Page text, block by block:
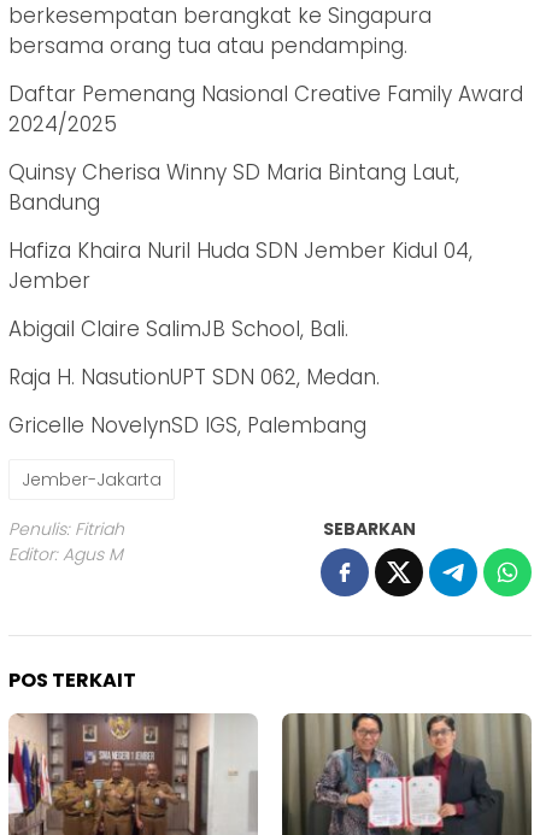
berkesempatan berangkat ke Singapura
bersama orang tua atau pendamping.
Daftar Pemenang Nasional Creative Family Award
2024/2025
Quinsy Cherisa Winny SD Maria Bintang Laut,
Bandung
Hafiza Khaira Nuril Huda SDN Jember Kidul 04,
Jember
Abigail Claire SalimJB School, Bali.
Raja H. NasutionUPT SDN 062, Medan.
Gricelle NovelynSD IGS, Palembang
Jember-Jakarta
Penulis: Fitriah
Editor: Agus M
SEBARKAN
POS TERKAIT